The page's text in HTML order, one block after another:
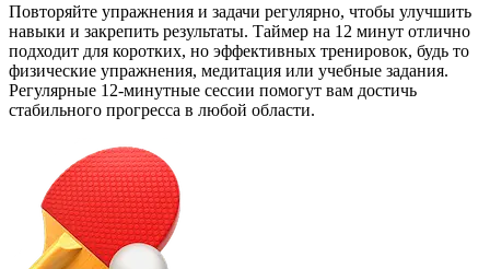
Повторяйте упражнения и задачи регулярно, чтобы улучшить
навыки и закрепить результаты. Таймер на 12 минут отлично
подходит для коротких, но эффективных тренировок, будь то
физические упражнения, медитация или учебные задания.
Регулярные 12-минутные сессии помогут вам достичь
стабильного прогресса в любой области.